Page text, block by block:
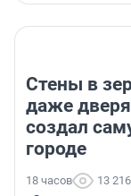
Стены в
даже
создал
городе
18 часов 13 216